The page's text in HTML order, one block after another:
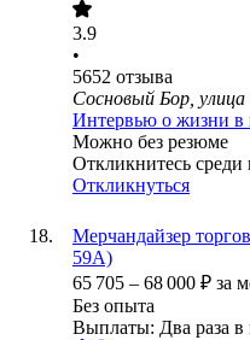
3.9
•
5652 отзыва
Сосновый Бор,
Интервью о жизни в
Можно без резюме
Откликнитесь среди
Откликнуться
Мерчандайзер
59А)
65 705 – 68 000 ₽ за
Без опыта
Выплаты: Два раза в